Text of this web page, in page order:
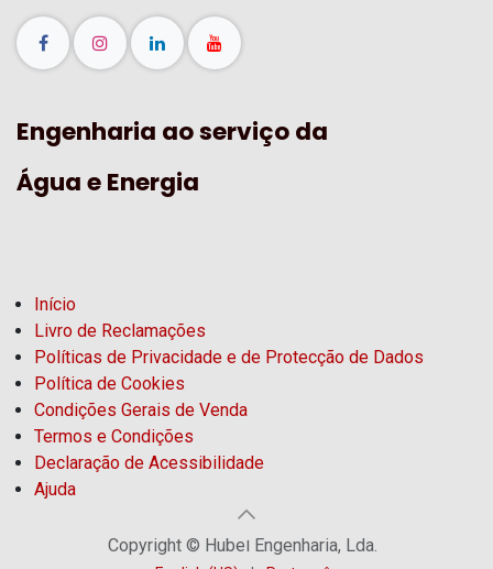
Engenharia ao serviço da
Água e Energia
Início
Livro de Reclamações
Políticas de Privacidade e de Protecção de Dados
Política de Cookies
Condições Gerais de Venda
Termos e Condições
Declaração de Acessibilidade
Ajuda
Copyright © Hubel Engenharia, Lda.